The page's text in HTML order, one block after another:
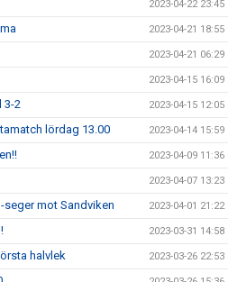
2023-04-22 23:45
2023-04-21 18:55
2023-04-21 06:29
2023-04-15 16:09
3-2 2023-04-15 12:05
lördag 13.00 2023-04-14 15:59
2023-04-09 11:36
2023-04-07 13:23
mot Sandviken 2023-04-01 21:22
2023-03-31 14:58
halvlek 2023-03-26 22:53